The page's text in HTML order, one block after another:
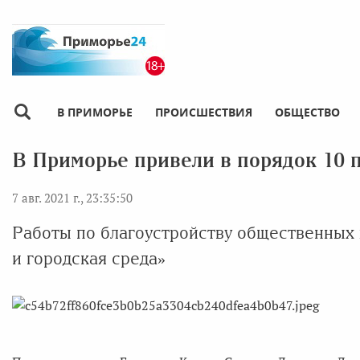
В ПРИМОРЬЕ ПРОИСШЕСТВИЯ ОБЩЕСТВО
В Приморье привели в порядок 10
7 авг. 2021 г., 23:35:50
Работы по благоустройству
и городская среда»